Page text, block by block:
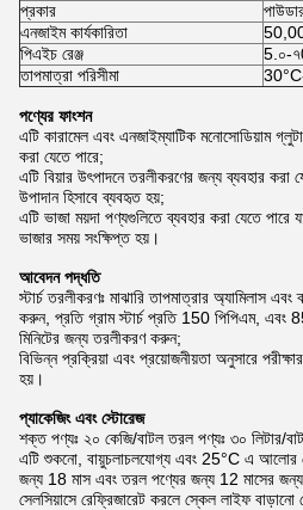
প্রকার
এনজাইম কার্যকারিতা
পিএইচ রেঞ্জ
5.০-
তাপমাত্রা পরিসীমা
পণ্যের ফাংশন
এটি কারামেল এবং এনজাইম্যাটিক মনোসোডিয়াম
করা যেতে পারে;
এটি বিয়ার উৎপাদনে তরলীকরণের জন্য ব্যবহার করা
উপাদান হিসাবে ব্যবহৃত হয়;
এটি ভাজা ময়দা পণ্যগুলিতে ব্যবহার করা যেতে
ভাজার সময় সংক্ষিপ্ত হয়।
আবেদন পদ্ধতি
স্টার্চ তরলীকরণঃ মাঝারি তাপমাত্রার অ্যামিলাস
করুন, প্রতি গ্রাম স্টার্চ প্রতি 150 পিপিএম, এবং
মিনিটের জন্য তরলীকরণ করুন;
বিভিন্ন প্রক্রিয়া এবং প্রয়োজনীয়তা অনুসারে
হয়।
প্যাকেজিং এবং স্টোরেজ
শক্ত পণ্যঃ ২০ কেজি/বাটল তরল পণ্যঃ ৩০ লিটার/
এটি শুকনো, বায়ুচলাচলযোগ্য এবং 25°C এ আলোর
জন্য 18 মাস এবং তরল পণ্যের জন্য 12 মাসের জন্য
সেলসিয়াসে রেফ্রিজারেট করলে স্কেল লাইফ বাড়ানো